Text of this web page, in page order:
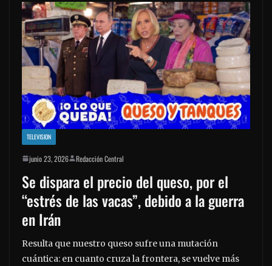
TELEVISION
junio 23, 2026 Redacción Central
Se dispara el precio del queso, por el
“estrés de las vacas”, debido a la guerra
en Irán
Resulta que nuestro queso sufre una mutación
cuántica: en cuanto cruza la frontera, se vuelve más